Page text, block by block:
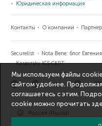
Юридическая информация
Контакты О компании
Securelist Nota Bene: блог
Kaspersky ICS CERT
Россия (Russia)
Мы используем файлы
сайтом удобнее.
соглашаетесь с этим.
cookie можно прочитать